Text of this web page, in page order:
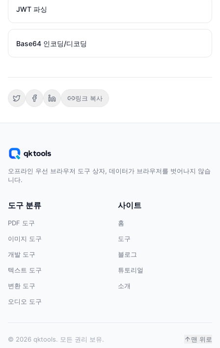
JWT 파싱
Base64 인코딩/디코딩
링크 복사
오프라인 우선 브라우저 도구 상자, 데이터가 브라우저를 벗어나지 않습
니다.
도구 분류
PDF 도구
이미지 도구
개발 도구
텍스트 도구
변환 도구
오디오 도구
사이트
홈
도구
블로그
튜토리얼
소개
© 2026 qktools. 모든 권리 보유. 맨 위로